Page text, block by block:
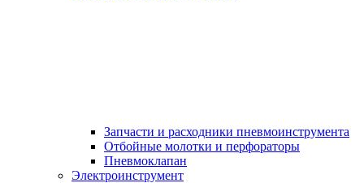
Запчасти и расходники пневмоинструмента
Отбойные молотки и перфораторы
Пневмоклапан
Электроинструмент